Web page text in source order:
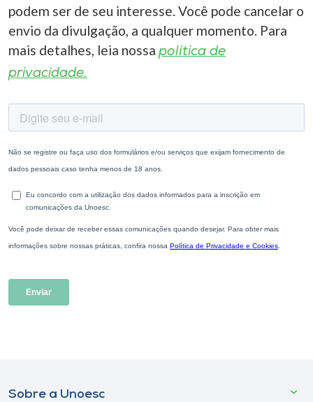
podem ser de seu interesse. Você pode cancelar o
envio da divulgação, a qualquer momento. Para
mais detalhes, leia nossa política de
privacidade.
Sobre a Unoesc